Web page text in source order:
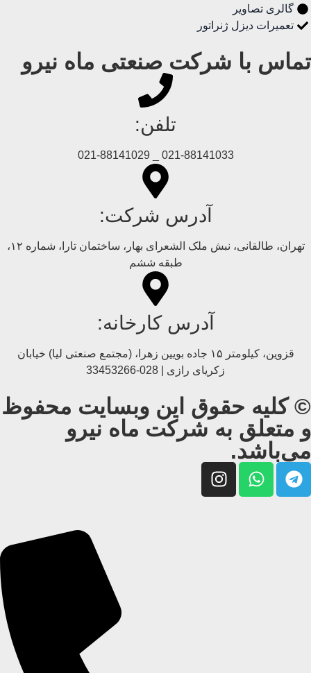
گالری تصاویر
تعمیرات دیزل ژنراتور
تماس با شرکت صنعتی ماه نیرو
تلفن:
021-88141033 _ 021-88141029
آدرس شرکت:
تهران، طالقانی، نبش ملک الشعرای بهار، ساختمان تارا، شماره ۱۲،
طبقه ششم
آدرس کارخانه:
قزوین، کیلومتر ۱۵ جاده بويین زهرا، (مجتمع صنعتی لیا) خیابان
زکریای رازی | 028-33453266
© کلیه حقوق این وبسایت محفوظ
و متعلق به شرکت ماه نیرو
می‌باشد.